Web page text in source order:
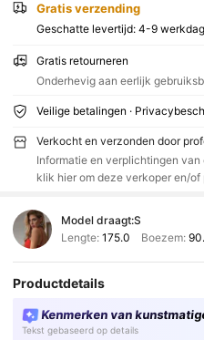
Gratis verzending
Geschatte levertijd: 4-9
Gratis retourneren
Onderhevig aan eerlijk
Veilige betalingen ·
Verkocht en verzonden door
Informatie en verplichtingen van
klik hier om deze verkoper en/
Model draagt:S
Lengte: 175.0 Boezem:
Productdetails
Kenmerken van
Tekst gebaseerd op details